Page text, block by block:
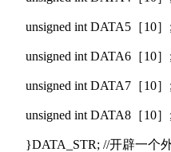
unsigned int DATA5［10］;
unsigned int DATA6［10］;
unsigned int DATA7［10］;
unsigned int DATA8［10］;
}DATA_STR; //开辟一个